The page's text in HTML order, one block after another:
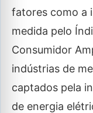
fatores como a
medida pelo
Consumidor
indústrias de
captados pela
de energia